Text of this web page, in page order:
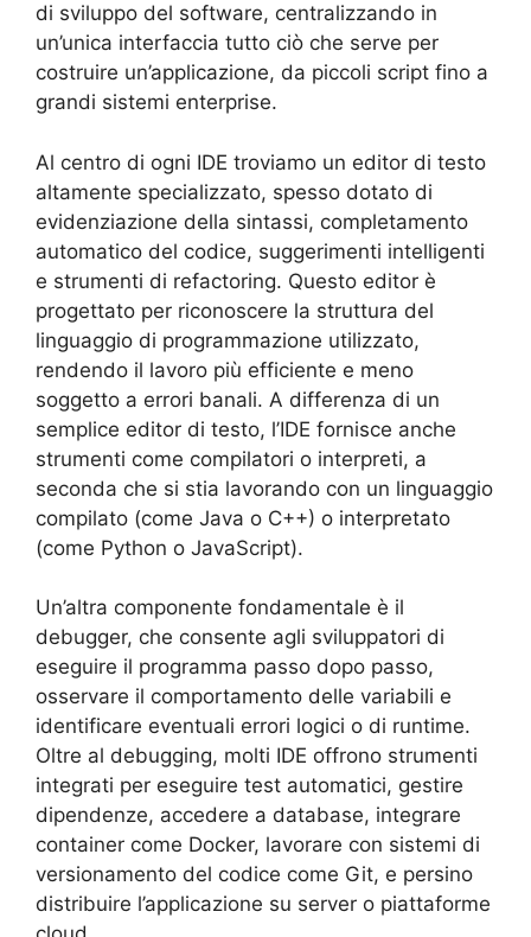
di sviluppo del software, centralizzando in
un’unica interfaccia tutto ciò che serve per
costruire un’applicazione, da piccoli script fino a
grandi sistemi enterprise.
Al centro di ogni IDE troviamo un editor di testo
altamente specializzato, spesso dotato di
evidenziazione della sintassi, completamento
automatico del codice, suggerimenti intelligenti
e strumenti di refactoring. Questo editor è
progettato per riconoscere la struttura del
linguaggio di programmazione utilizzato,
rendendo il lavoro più efficiente e meno
soggetto a errori banali. A differenza di un
semplice editor di testo, l’IDE fornisce anche
strumenti come compilatori o interpreti, a
seconda che si stia lavorando con un linguaggio
compilato (come Java o C++) o interpretato
(come Python o JavaScript).
Un’altra componente fondamentale è il
debugger, che consente agli sviluppatori di
eseguire il programma passo dopo passo,
osservare il comportamento delle variabili e
identificare eventuali errori logici o di runtime.
Oltre al debugging, molti IDE offrono strumenti
integrati per eseguire test automatici, gestire
dipendenze, accedere a database, integrare
container come Docker, lavorare con sistemi di
versionamento del codice come Git, e persino
distribuire l’applicazione su server o piattaforme